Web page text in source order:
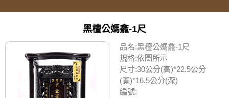
黑檀公媽龕-1尺
品名:黑檀公媽龕-1尺
規格:依圖所示
尺寸:30公分(高)*22.5公分
(寬)*16.5公分(深)
編號: